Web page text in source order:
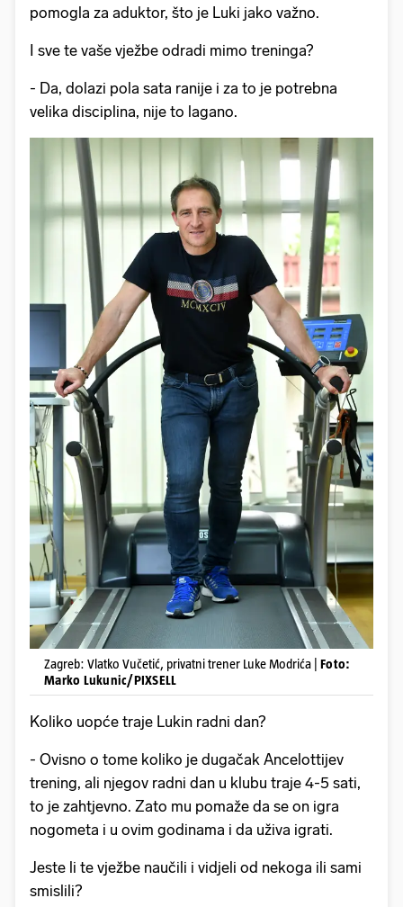
pomogla za aduktor, što je Luki jako važno.
I sve te vaše vježbe odradi mimo treninga?
- Da, dolazi pola sata ranije i za to je potrebna
velika disciplina, nije to lagano.
Zagreb: Vlatko Vučetić, privatni trener Luke Modrića | Foto:
Marko Lukunic/PIXSELL
Koliko uopće traje Lukin radni dan?
- Ovisno o tome koliko je dugačak Ancelottijev
trening, ali njegov radni dan u klubu traje 4-5 sati,
to je zahtjevno. Zato mu pomaže da se on igra
nogometa i u ovim godinama i da uživa igrati.
Jeste li te vježbe naučili i vidjeli od nekoga ili sami
smislili?